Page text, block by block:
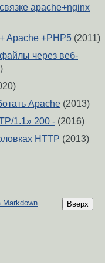
apache+nginx
Apache +PHP5 (2011)
через веб-
Apache (2013)
1.1» 200 - (2016)
HTTP (2013)
Вверх
Markdown